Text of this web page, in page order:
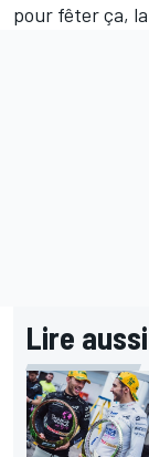
pour fêter ça,
Lire